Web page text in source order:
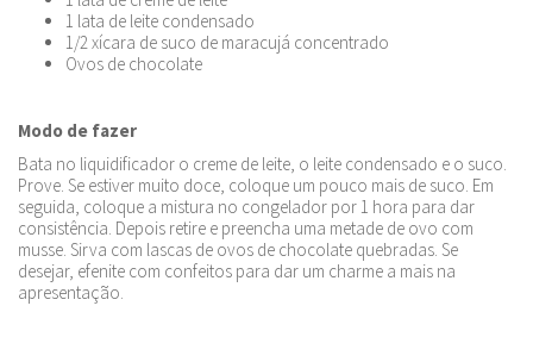
1 lata de leite condensado
1/2 xícara de suco de maracujá concentrado
Ovos de chocolate
Modo de fazer
Bata no liquidificador o creme de leite, o leite condensado e o suco.
Prove. Se estiver muito doce, coloque um pouco mais de suco. Em
seguida, coloque a mistura no congelador por 1 hora para dar
consistência. Depois retire e preencha uma metade de ovo com
musse. Sirva com lascas de ovos de chocolate quebradas. Se
desejar, efenite com confeitos para dar um charme a mais na
apresentação.